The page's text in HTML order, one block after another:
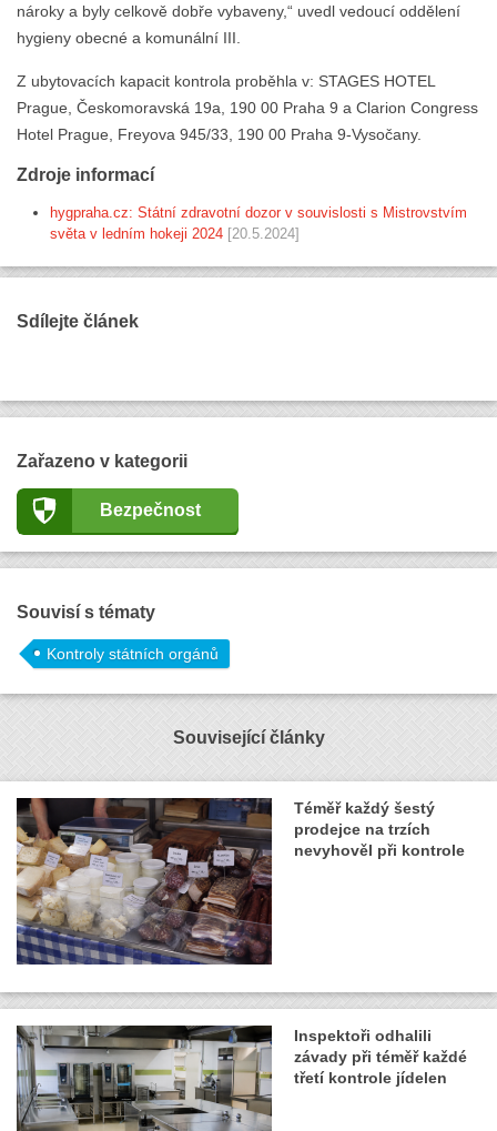
nároky a byly celkově dobře vybaveny,“ uvedl vedoucí oddělení
hygieny obecné a komunální III.
Z ubytovacích kapacit kontrola proběhla v: STAGES HOTEL
Prague, Českomoravská 19a, 190 00 Praha 9 a Clarion Congress
Hotel Prague, Freyova 945/33, 190 00 Praha 9-Vysočany.
Zdroje informací
hygpraha.cz: Státní zdravotní dozor v souvislosti s Mistrovstvím
světa v ledním hokeji 2024 [20.5.2024]
Sdílejte článek
Zařazeno v kategorii
Bezpečnost
Souvisí s tématy
Kontroly státních orgánů
Související články
Téměř každý šestý
prodejce na trzích
nevyhověl při kontrole
Inspektoři odhalili
závady při téměř každé
třetí kontrole jídelen